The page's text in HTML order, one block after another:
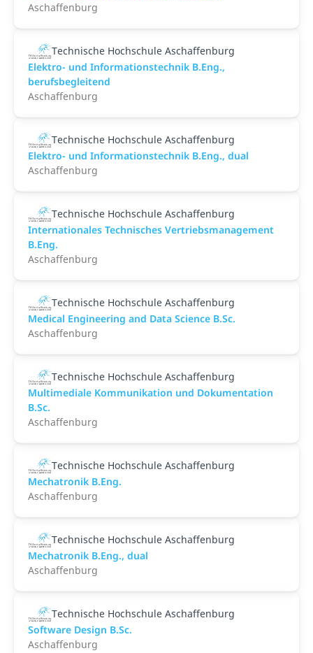
Aschaffenburg
Technische Hochschule Aschaffenburg
Elektro- und Informationstechnik B.Eng.,
berufsbegleitend
Aschaffenburg
Technische Hochschule Aschaffenburg
Elektro- und Informationstechnik B.Eng., dual
Aschaffenburg
Technische Hochschule Aschaffenburg
Internationales Technisches Vertriebsmanagement
B.Eng.
Aschaffenburg
Technische Hochschule Aschaffenburg
Medical Engineering and Data Science B.Sc.
Aschaffenburg
Technische Hochschule Aschaffenburg
Multimediale Kommunikation und Dokumentation
B.Sc.
Aschaffenburg
Technische Hochschule Aschaffenburg
Mechatronik B.Eng.
Aschaffenburg
Technische Hochschule Aschaffenburg
Mechatronik B.Eng., dual
Aschaffenburg
Technische Hochschule Aschaffenburg
Software Design B.Sc.
Aschaffenburg